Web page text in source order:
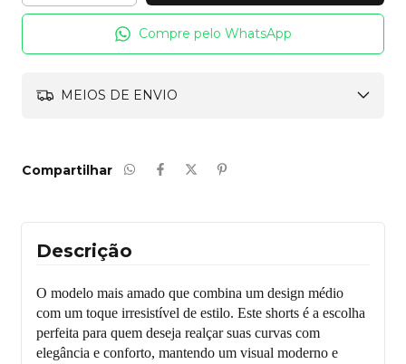
Compre pelo WhatsApp
MEIOS DE ENVIO
Compartilhar
Descrição
O modelo mais amado que combina um design médio
com um toque irresistível de estilo. Este shorts é a escolha
perfeita para quem deseja realçar suas curvas com
elegância e conforto, mantendo um visual moderno e